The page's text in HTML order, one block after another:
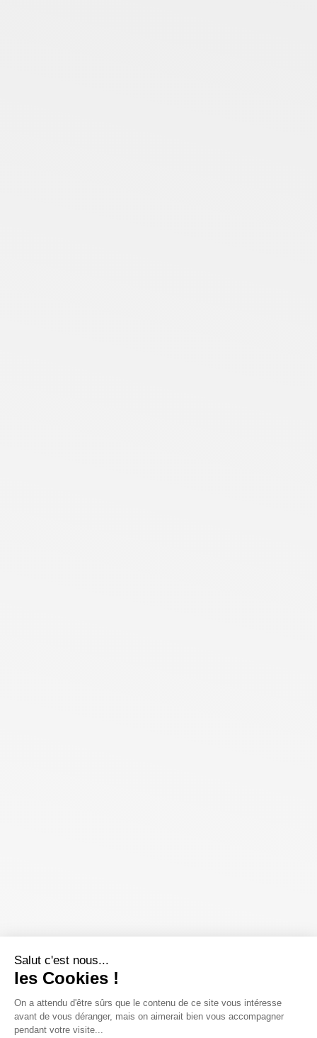
Salut c'est nous...
les Cookies !
On a attendu d'être sûrs que le contenu de ce site vous intéresse
avant de vous déranger, mais on aimerait bien vous accompagner
pendant votre visite...